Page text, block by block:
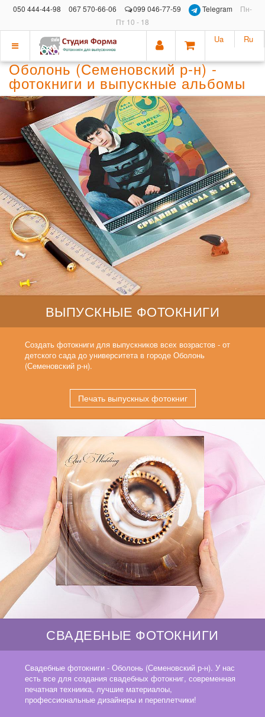
050 444-44-98 067 570-66-06 099 046-77-59 Telegram
Пн-
Пт 10 - 18
Показать
меню
Ua Ru
Оболонь (Семеновский р-н) -
фотокниги и выпускные альбомы
ВЫПУСКНЫЕ ФОТОКНИГИ
Создать фотокниги для выпускников всех возрастов - от
детского сада до университета в городе Оболонь
(Семеновский р-н).
Печать выпускных фотокниг
СВАДЕБНЫЕ ФОТОКНИГИ
Свадебные фотокниги - Оболонь (Семеновский р-н). У нас
есть все для создания свадебных фотокниг, современная
печатная техниика, лучшие материалоы,
профессиональные дизайнеры и переплетчики!